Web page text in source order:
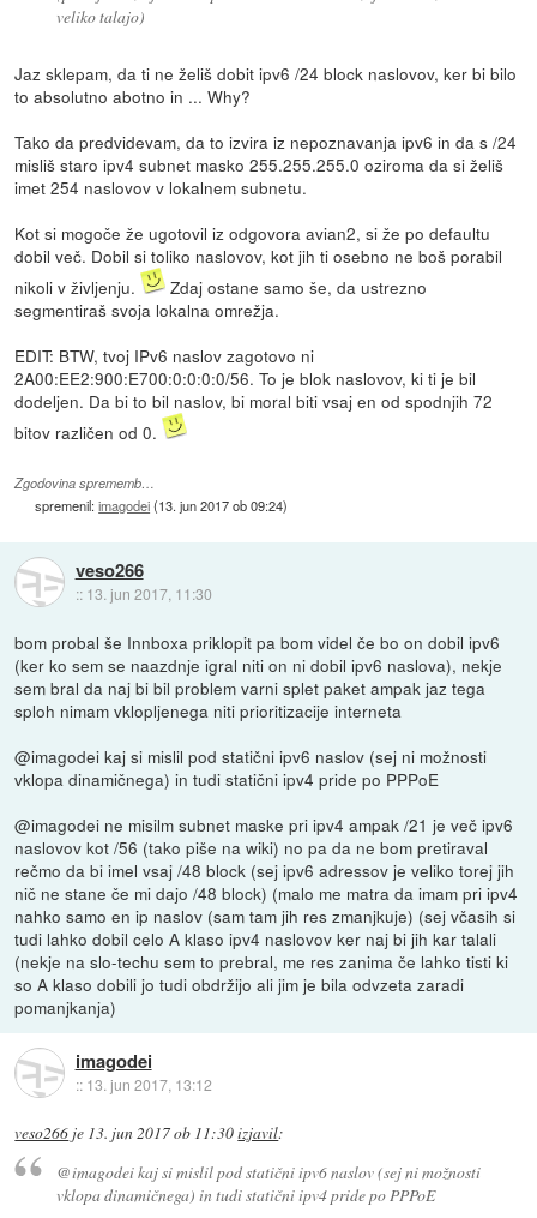
veliko talajo)
Jaz sklepam, da ti ne želiš dobit ipv6 /24 block naslovov, ker bi bilo
to absolutno abotno in ... Why?
Tako da predvidevam, da to izvira iz nepoznavanja ipv6 in da s /24
misliš staro ipv4 subnet masko 255.255.255.0 oziroma da si želiš
imet 254 naslovov v lokalnem subnetu.
Kot si mogoče že ugotovil iz odgovora avian2, si že po defaultu
dobil več. Dobil si toliko naslovov, kot jih ti osebno ne boš porabil
nikoli v življenju.
Zdaj ostane samo še, da ustrezno
segmentiraš svoja lokalna omrežja.
EDIT: BTW, tvoj IPv6 naslov zagotovo ni
2A00:EE2:900:E700:0:0:0:0/56. To je blok naslovov, ki ti je bil
dodeljen. Da bi to bil naslov, bi moral biti vsaj en od spodnjih 72
bitov različen od 0.
Zgodovina sprememb…
spremenil:imagodei(13. jun 2017 ob 09:24)
veso266
:: 13. jun 2017, 11:30
bom probal še Innboxa priklopit pa bom videl če bo on dobil ipv6
(ker ko sem se naazdnje igral niti on ni dobil ipv6 naslova), nekje
sem bral da naj bi bil problem varni splet paket ampak jaz tega
sploh nimam vklopljenega niti prioritizacije interneta
@imagodei kaj si mislil pod statični ipv6 naslov (sej ni možnosti
vklopa dinamičnega) in tudi statični ipv4 pride po PPPoE
@imagodei ne misilm subnet maske pri ipv4 ampak /21 je več ipv6
naslovov kot /56 (tako piše na wiki) no pa da ne bom pretiraval
rečmo da bi imel vsaj /48 block (sej ipv6 adressov je veliko torej jih
nič ne stane če mi dajo /48 block) (malo me matra da imam pri ipv4
nahko samo en ip naslov (sam tam jih res zmanjkuje) (sej včasih si
tudi lahko dobil celo A klaso ipv4 naslovov ker naj bi jih kar talali
(nekje na slo-techu sem to prebral, me res zanima če lahko tisti ki
so A klaso dobili jo tudi obdržijo ali jim je bila odvzeta zaradi
pomanjkanja)
imagodei
:: 13. jun 2017, 13:12
veso266 je 13. jun 2017 ob 11:30izjavil:
@imagodei kaj si mislil pod statični ipv6 naslov (sej ni možnosti
vklopa dinamičnega) in tudi statični ipv4 pride po PPPoE